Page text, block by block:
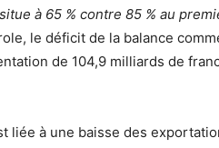
à 65 % contre 85 % au
le déficit de la balance
de 104,9 milliards de
liée à une baisse des